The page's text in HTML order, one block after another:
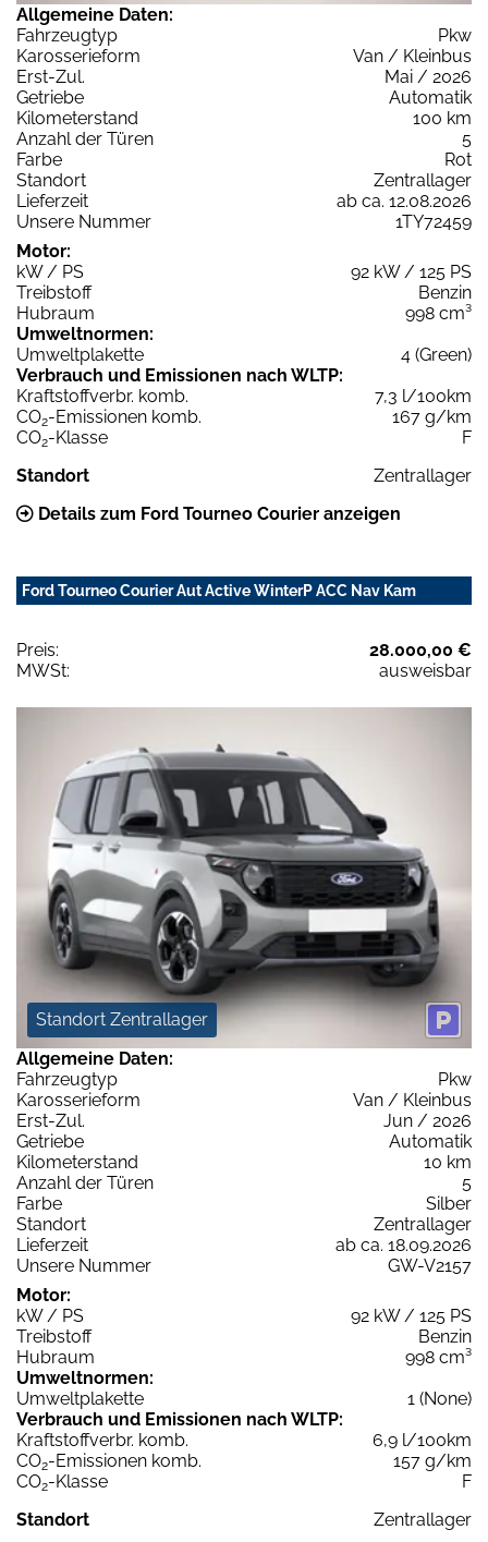
Allgemeine Daten:
Fahrzeugtyp
Pkw
Karosserieform
Van / Kleinbus
Erst-Zul.
Mai / 2026
Getriebe
Automatik
Kilometerstand
100 km
Anzahl der Türen
5
Farbe
Rot
Standort
Zentrallager
Lieferzeit
ab ca. 12.08.2026
Unsere Nummer
1TY72459
Motor:
kW / PS
92 kW / 125 PS
Treibstoff
Benzin
Hubraum
998 cm³
Umweltnormen:
Umweltplakette
4 (Green)
Verbrauch und Emissionen nach WLTP:
Kraftstoffverbr. komb.
7,3 l/100km
CO2-Emissionen komb.
167 g/km
CO2-Klasse
F
Standort
Zentrallager
Details zum Ford Tourneo Courier anzeigen
Ford Tourneo Courier Aut Active WinterP ACC Nav Kam
Preis:
28.000,00 €
MWSt:
ausweisbar
Standort Zentrallager
Allgemeine Daten:
Fahrzeugtyp
Pkw
Karosserieform
Van / Kleinbus
Erst-Zul.
Jun / 2026
Getriebe
Automatik
Kilometerstand
10 km
Anzahl der Türen
5
Farbe
Silber
Standort
Zentrallager
Lieferzeit
ab ca. 18.09.2026
Unsere Nummer
GW-V2157
Motor:
kW / PS
92 kW / 125 PS
Treibstoff
Benzin
Hubraum
998 cm³
Umweltnormen:
Umweltplakette
1 (None)
Verbrauch und Emissionen nach WLTP:
Kraftstoffverbr. komb.
6,9 l/100km
CO2-Emissionen komb.
157 g/km
CO2-Klasse
F
Standort
Zentrallager